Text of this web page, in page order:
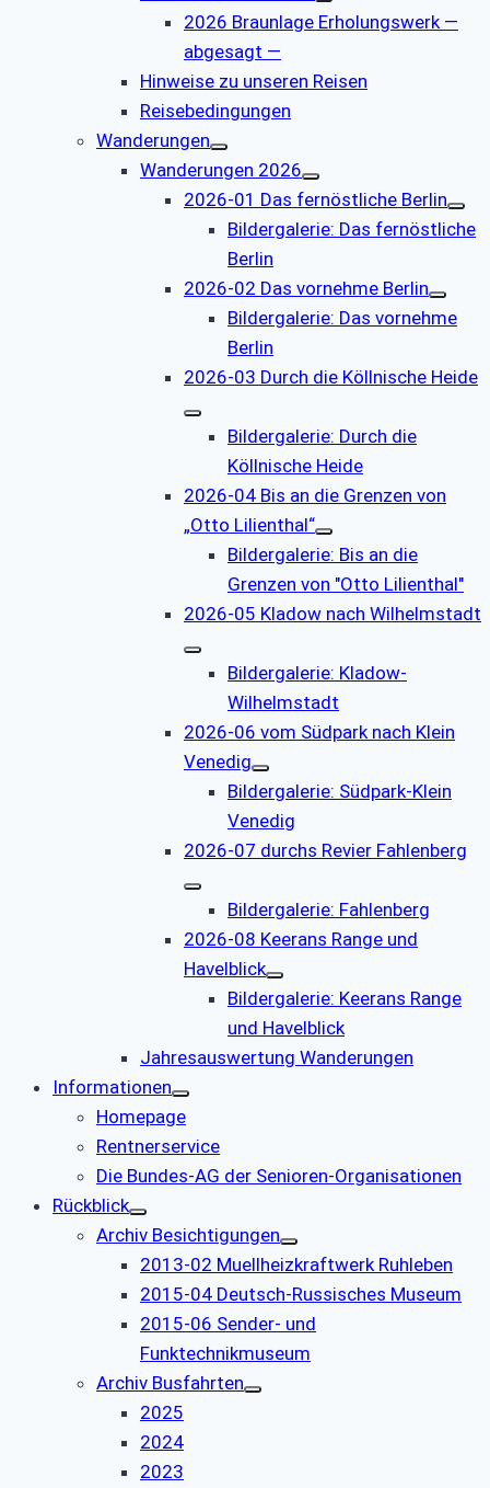
2026 Braunlage Erholungswerk —
abgesagt —
Hinweise zu unseren Reisen
Reisebedingungen
Wanderungen
Wanderungen 2026
2026-01 Das fernöstliche Berlin
Bildergalerie: Das fernöstliche
Berlin
2026-02 Das vornehme Berlin
Bildergalerie: Das vornehme
Berlin
2026-03 Durch die Köllnische Heide
Bildergalerie: Durch die
Köllnische Heide
2026-04 Bis an die Grenzen von
„Otto Lilienthal“
Bildergalerie: Bis an die
Grenzen von "Otto Lilienthal"
2026-05 Kladow nach Wilhelmstadt
Bildergalerie: Kladow-
Wilhelmstadt
2026-06 vom Südpark nach Klein
Venedig
Bildergalerie: Südpark-Klein
Venedig
2026-07 durchs Revier Fahlenberg
Bildergalerie: Fahlenberg
2026-08 Keerans Range und
Havelblick
Bildergalerie: Keerans Range
und Havelblick
Jahresauswertung Wanderungen
Informationen
Homepage
Rentnerservice
Die Bundes-AG der Senioren-Organisationen
Rückblick
Archiv Besichtigungen
2013-02 Muellheizkraftwerk Ruhleben
2015-04 Deutsch-Russisches Museum
2015-06 Sender- und
Funktechnikmuseum
Archiv Busfahrten
2025
2024
2023